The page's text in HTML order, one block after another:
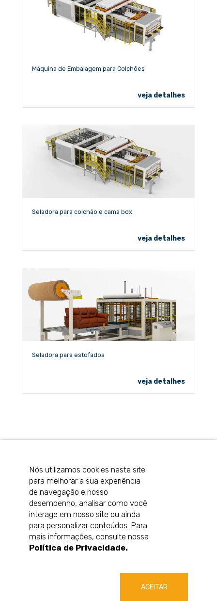
Máquina de Embalagem para Colchões
veja detalhes
Seladora para colchão e cama box
veja detalhes
Seladora para estofados
veja detalhes
Rua Arlindo Baccin, 559
São Vendelino
Bento Gonçalves/RS
95707-150
Nós utilizamos cookies neste site
para melhorar a sua experiência
de navegação e nosso
desempenho, analisar como você
interage em nosso site ou ainda
para personalizar conteúdos. Para
mais informações, consulte nossa
Política de Privacidade.
ACEITAR